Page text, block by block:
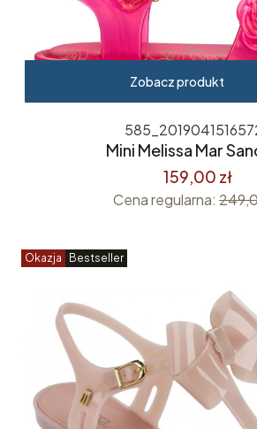
Zobacz produkt
Mini Melissa Mar
159,00 zł
Cena regularna:
Okazja Bestseller